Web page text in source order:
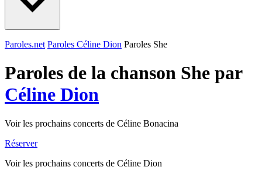
Paroles.net Paroles Céline Dion Paroles She
Paroles de la chanson She par
Céline Dion
Voir les prochains concerts de Céline Bonacina
Réserver
Voir les prochains concerts de Céline Dion